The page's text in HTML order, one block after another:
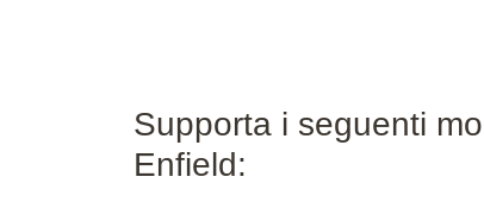
Supporta i seguenti
Enfield: